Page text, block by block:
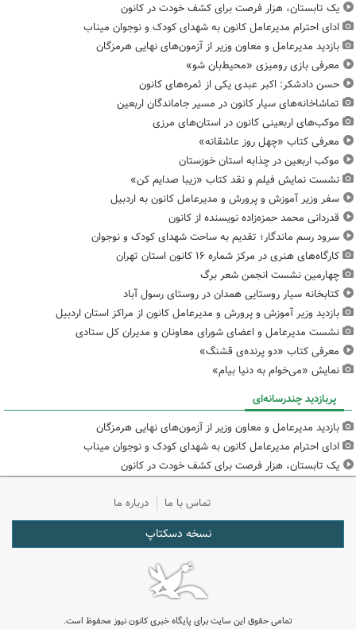
یک تابستان، هزار فرصت برای کشف خودت در کانون
ادای احترام مدیرعامل کانون به شهدای کودک و نوجوان میناب
بازدید مدیرعامل و معاون وزیر از آزمون‌های نهایی هرمزگان
معرفی بازی رومیزی «محیط‌بان شو»
حسن دادشکر: اکبر عبدی یکی از ثمره‌های کانون
تماشاخانه‌های سیار کانون در مسیر جاماندگان اربعین
موکب‌های اربعینی کانون در استان‌های مرزی
معرفی کتاب «چهل روز عاشقانه»
موکب اربعین در چذابه استان خوزستان
نشست نمایش فیلم و نقد کتاب «زیبا صدایم کن»
سفر وزیر آموزش و پرورش و مدیرعامل کانون به اردبیل
قدردانی محمد حمزه‌زاده نویسنده از کانون
سرود رسم ماندگار؛ تقدیم به ساحت شهدای کودک و نوجوان
کارگاه‌های هنری در مرکز شماره ۱۶ کانون استان تهران
چهارمین نشست انجمن شعر برگ
کتابخانه سیار روستایی همدان در روستای رسول آباد
بازدید وزیر آموزش و پرورش و مدیرعامل کانون از مراکز استان اردبیل
نشست مدیرعامل و اعضای شورای معاونان و مدیران کل ستادی
معرفی کتاب «دو پرنده‌ی قشنگ»
نمایش «می‌خوام به دنیا بیام»
پربازدید چندرسانه‌ای
بازدید مدیرعامل و معاون وزیر از آزمون‌های نهایی هرمزگان
ادای احترام مدیرعامل کانون به شهدای کودک و نوجوان میناب
یک تابستان، هزار فرصت برای کشف خودت در کانون
تماس با ما درباره ما
نسخه دسکتاپ
تمامی حقوق این سایت برای پایگاه خبری کانون نیوز محفوظ است.